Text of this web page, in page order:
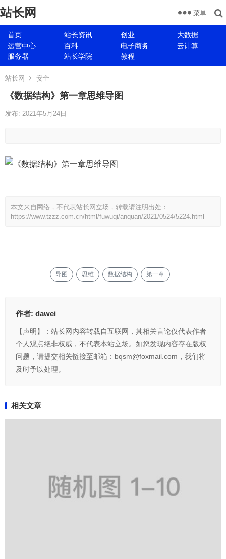
站长网
首页 站长资讯 创业
大数据
运营中心
百科 电子商务
云计算
服务器
站长学院 教程
菜单
站长网 安全
《数据结构》第一章思维导图
发布: 2021年5月24日
本文来自网络，不代表站长网立场，转载请注明出处：
https://www.tzzz.com.cn/html/fuwuqi/anquan/2021/0524/5224.html
导图 思维 数据结构 第一章
作者: dawei
【声明】：站长网内容转载自互联网，其相关言论仅代表作者
个人观点绝非权威，不代表本站立场。如您发现内容存在版权
问题，请提交相关链接至邮箱：bqsm@foxmail.com，我们将
及时予以处理。
相关文章